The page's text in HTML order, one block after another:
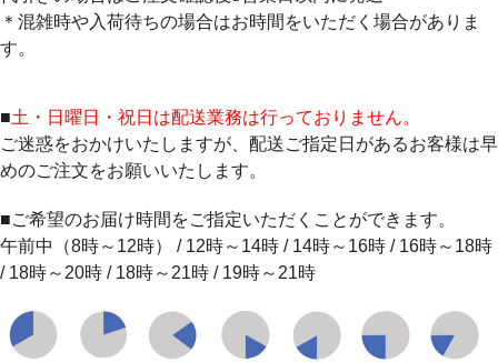
＊混雑時や入荷待ちの場合はお時間をいただく場合がありま
す。
■土・日曜日・祝日は配送業務は行っておりません。
ご迷惑をおかけいたしますが、配送ご指定日があるお客様は早
めのご注文をお願いいたします。
■ご希望のお届け時間をご指定いただくことができます。
午前中（8時～12時） / 12時～14時 / 14時～16時 / 16時～18時
/ 18時～20時 / 18時～21時 / 19時～21時